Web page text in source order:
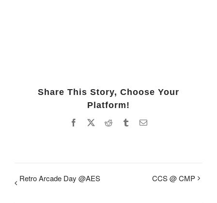
Share This Story, Choose Your
Platform!
Facebook Reddit TumblrEmail
Retro Arcade Day @AES CCS @ CMP